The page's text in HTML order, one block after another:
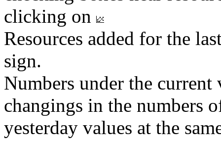
clicking on
Resources added for the
sign.
Numbers under the
changings in the numbers
yesterday values at the